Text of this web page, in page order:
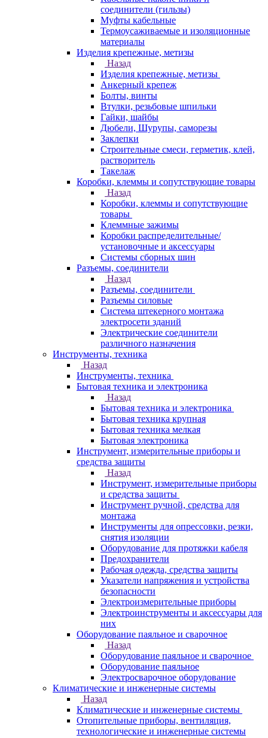
соединители (гильзы)
Муфты кабельные
Термоусаживаемые и изоляционные
материалы
Изделия крепежные, метизы
Назад
Изделия крепежные, метизы
Анкерный крепеж
Болты, винты
Втулки, резьбовые шпильки
Гайки, шайбы
Дюбели, Шурупы, саморезы
Заклепки
Строительные смеси, герметик, клей,
растворитель
Такелаж
Коробки, клеммы и сопутствующие товары
Назад
Коробки, клеммы и сопутствующие
товары
Клеммные зажимы
Коробки распределительные/
установочные и аксессуары
Системы сборных шин
Разъемы, соединители
Назад
Разъемы, соединители
Разъемы силовые
Система штекерного монтажа
электросети зданий
Электрические соединители
различного назначения
Инструменты, техника
Назад
Инструменты, техника
Бытовая техника и электроника
Назад
Бытовая техника и электроника
Бытовая техника крупная
Бытовая техника мелкая
Бытовая электроника
Инструмент, измерительные приборы и
средства защиты
Назад
Инструмент, измерительные приборы
и средства защиты
Инструмент ручной, средства для
монтажа
Инструменты для опрессовки, резки,
снятия изоляции
Оборудование для протяжки кабеля
Предохранители
Рабочая одежда, средства защиты
Указатели напряжения и устройства
безопасности
Электроизмерительные приборы
Электроинструменты и аксессуары для
них
Оборудование паяльное и сварочное
Назад
Оборудование паяльное и сварочное
Оборудование паяльное
Электросварочное оборудование
Климатические и инженерные системы
Назад
Климатические и инженерные системы
Отопительные приборы, вентиляция,
технологические и инженерные системы